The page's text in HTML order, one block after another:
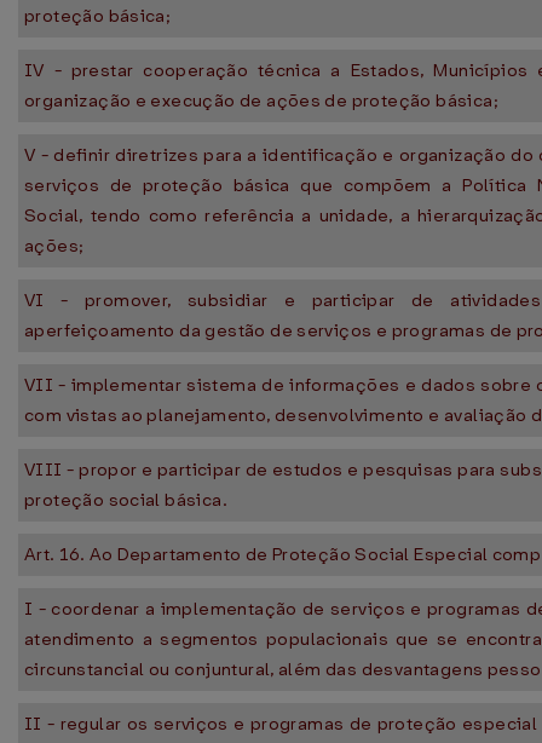
proteção básica;
IV - prestar cooperação técnica a Estados, Municípios
organização e execução de ações de proteção básica;
V - definir diretrizes para a identificação e organização do
serviços de proteção básica que compõem a Política
Social, tendo como referência a unidade, a
ações;
VI - promover, subsidiar e participar de
aperfeiçoamento da gestão de serviços e programas de
VII - implementar sistema de informações e dados sobre
com vistas ao planejamento, desenvolvimento e avaliação
VIII - propor e participar de estudos e pesquisas para
proteção social básica.
Art. 16. Ao Departamento de Proteção Social Especial
I - coordenar a implementação de serviços e programas
atendimento a segmentos populacionais que se
circunstancial ou conjuntural, além das desvantagens
II - regular os serviços e programas de proteção especial